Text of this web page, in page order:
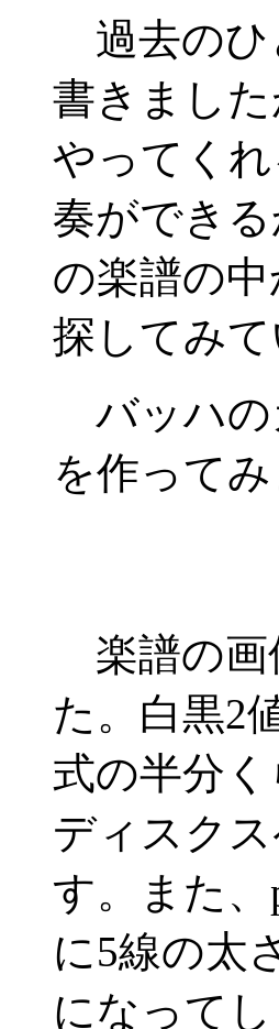
過去のひ
書きまし
やってく
奏ができ
の楽譜の
探してみて
バッハの
を作ってみ
楽譜の画
た。白黒2
式の半分
ディスク
す。また、
に5線の太
になって